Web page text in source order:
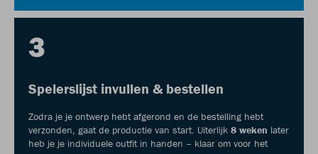
3
Spelerslijst invullen & bestellen
Zodra je je ontwerp hebt afgerond en de bestelling hebt
verzonden, gaat de productie van start. Uiterlijk 8 weken later
heb je je individuele outfit in handen – klaar om voor het